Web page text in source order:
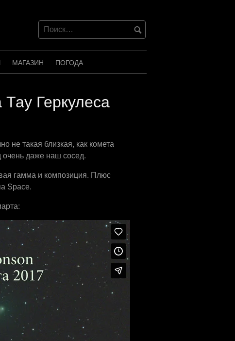
МАГАЗИН ПОГОДА
Геркулеса
не такая близкая, как комета
очень даже наш сосед.
гамма и композиция. Плюс
Space.